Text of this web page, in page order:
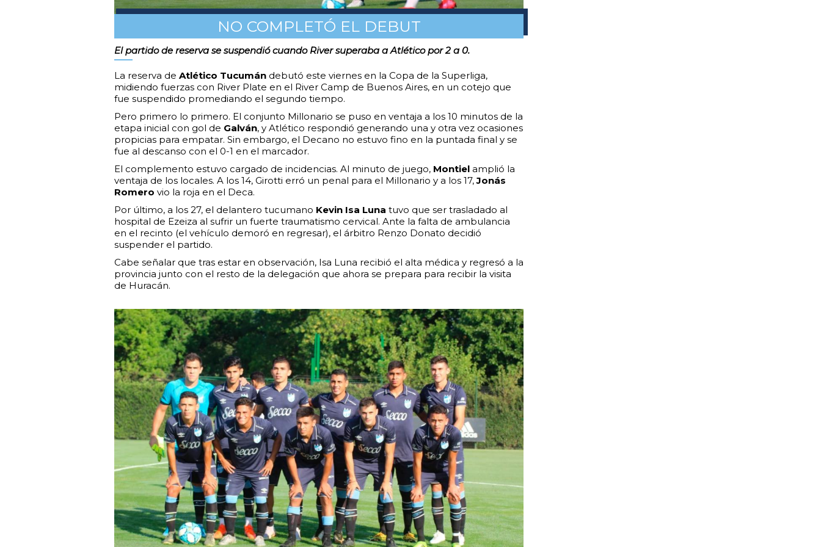
NO COMPLETÓ EL DEBUT
El partido de reserva se suspendió cuando River superaba a Atlético por 2 a 0.
La reserva de Atlético Tucumán debutó este viernes en la Copa de la Superliga,
midiendo fuerzas con River Plate en el River Camp de Buenos Aires, en un cotejo que
fue suspendido promediando el segundo tiempo.
Pero primero lo primero. El conjunto Millonario se puso en ventaja a los 10 minutos de la
etapa inicial con gol de Galván, y Atlético respondió generando una y otra vez ocasiones
propicias para empatar. Sin embargo, el Decano no estuvo fino en la puntada final y se
fue al descanso con el 0-1 en el marcador.
El complemento estuvo cargado de incidencias. Al minuto de juego, Montiel amplió la
ventaja de los locales. A los 14, Girotti erró un penal para el Millonario y a los 17,Jonás
Romero vio la roja en el Deca.
Por último, a los 27, el delantero tucumano Kevin Isa Luna tuvo que ser trasladado al
hospital de Ezeiza al sufrir un fuerte traumatismo cervical. Ante la falta de ambulancia
en el recinto (el vehículo demoró en regresar), el árbitro Renzo Donato decidió
suspender el partido.
Cabe señalar que tras estar en observación, Isa Luna recibió el alta médica y regresó a la
provincia junto con el resto de la delegación que ahora se prepara para recibir la visita
de Huracán.